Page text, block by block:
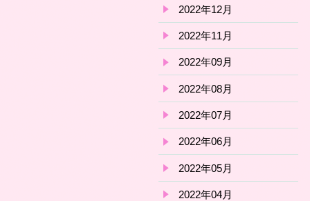
2022年12月
2022年11月
2022年09月
2022年08月
2022年07月
2022年06月
2022年05月
2022年04月